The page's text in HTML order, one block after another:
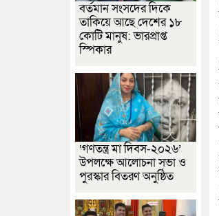
বর্তমান সংসদের দিকে
তাকিয়ে আছে দেশের ১৮
কোটি মানুষ: ভারপ্রাপ্ত
স্পিকার
‘গণতন্ত্র মা দিবস-২০২৬’
উপলক্ষে আলোচনা সভা ও
পুরস্কার বিতরণ অনুষ্ঠিত